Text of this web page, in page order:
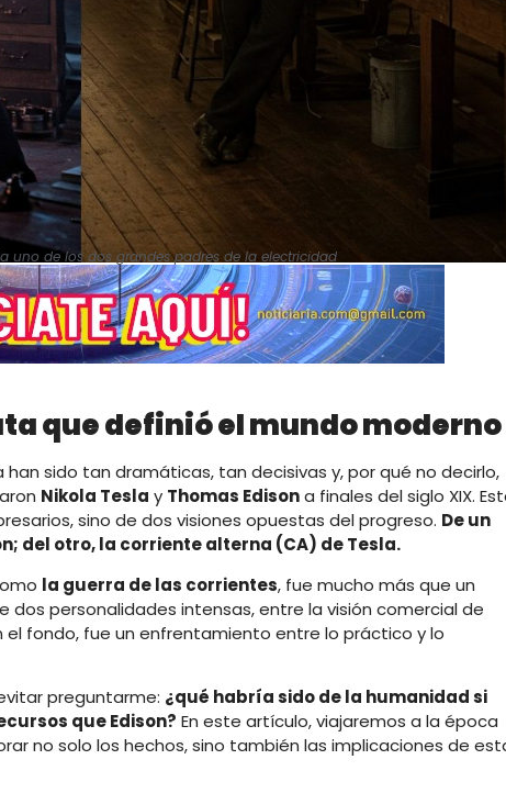
uno de los dos grandes padres de la electricidad
que definió el mundo moderno
sido tan dramáticas, tan decisivas y, por qué no decirlo,
Nikola Tesla y Thomas Edisona finales del siglo XIX.
sino de dos visiones opuestas del progreso. De un
del otro, la corriente alterna (CA) de Tesla.
la guerra de las corrientes, fue mucho más que un
personalidades intensas, entre la visión comercial de
el fondo, fue un enfrentamiento entre lo práctico y lo
preguntarme: ¿qué habría sido de la humanidad si
que Edison? En este artículo, viajaremos a la época
no solo los hechos, sino también las implicaciones de